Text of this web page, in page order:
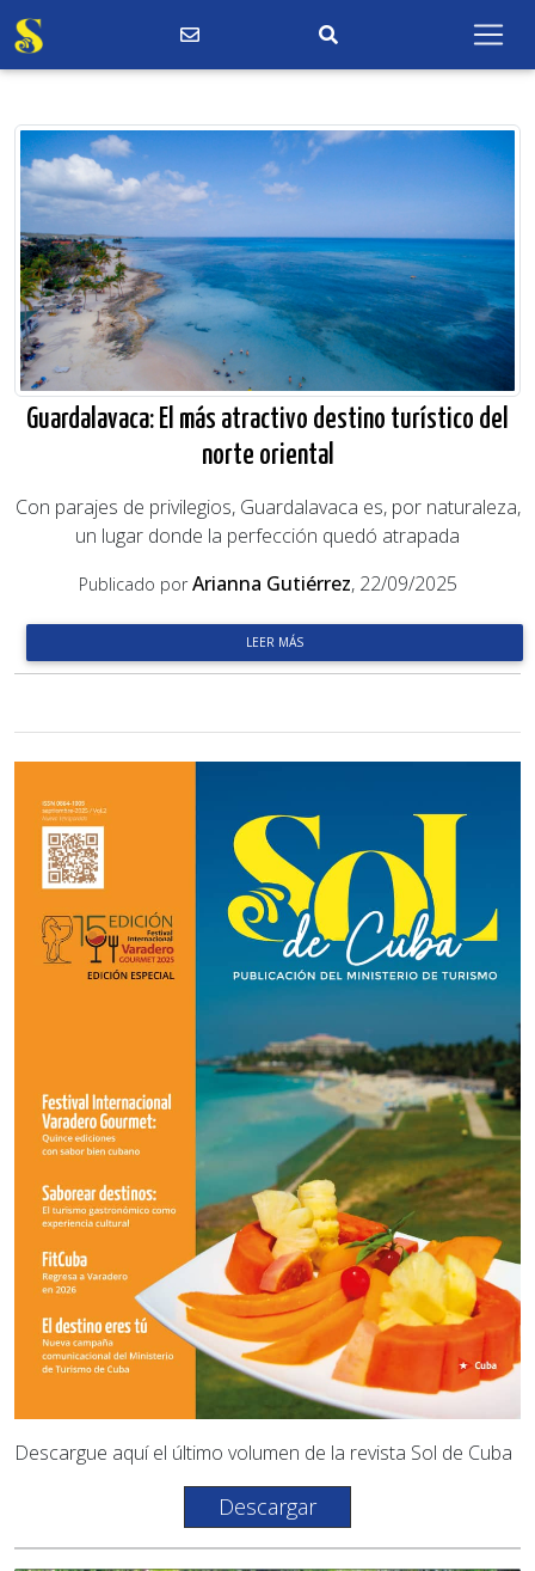
Guardalavaca: El más atractivo destino turístico del
norte oriental
Con parajes de privilegios, Guardalavaca es, por naturaleza,
un lugar donde la perfección quedó atrapada
Publicado por Arianna Gutiérrez, 22/09/2025
LEER MÁS
Descargue aquí el último volumen de la revista Sol de Cuba
Descargar